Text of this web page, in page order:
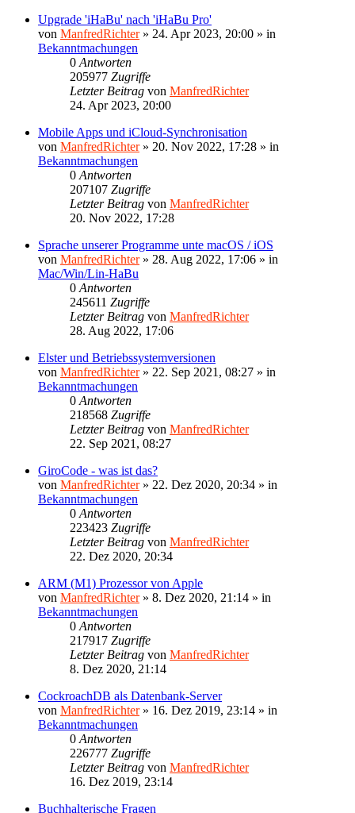
Upgrade 'iHaBu' nach 'iHaBu Pro'
von ManfredRichter» 24. Apr 2023, 20:00 » in
Bekanntmachungen
0 Antworten
205977 Zugriffe
Letzter Beitrag von ManfredRichter
24. Apr 2023, 20:00
Mobile Apps und iCloud-Synchronisation
von ManfredRichter» 20. Nov 2022, 17:28 » in
Bekanntmachungen
0 Antworten
207107 Zugriffe
Letzter Beitrag von ManfredRichter
20. Nov 2022, 17:28
Sprache unserer Programme unte macOS / iOS
von ManfredRichter» 28. Aug 2022, 17:06 » in
Mac/Win/Lin-HaBu
0 Antworten
245611 Zugriffe
Letzter Beitrag von ManfredRichter
28. Aug 2022, 17:06
Elster und Betriebssystemversionen
von ManfredRichter» 22. Sep 2021, 08:27 » in
Bekanntmachungen
0 Antworten
218568 Zugriffe
Letzter Beitrag von ManfredRichter
22. Sep 2021, 08:27
GiroCode - was ist das?
von ManfredRichter» 22. Dez 2020, 20:34 » in
Bekanntmachungen
0 Antworten
223423 Zugriffe
Letzter Beitrag von ManfredRichter
22. Dez 2020, 20:34
ARM (M1) Prozessor von Apple
von ManfredRichter» 8. Dez 2020, 21:14 » in
Bekanntmachungen
0 Antworten
217917 Zugriffe
Letzter Beitrag von ManfredRichter
8. Dez 2020, 21:14
CockroachDB als Datenbank-Server
von ManfredRichter» 16. Dez 2019, 23:14 » in
Bekanntmachungen
0 Antworten
226777 Zugriffe
Letzter Beitrag von ManfredRichter
16. Dez 2019, 23:14
Buchhalterische Fragen